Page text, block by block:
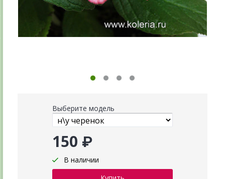
Выберите модель
150 ₽
В наличии